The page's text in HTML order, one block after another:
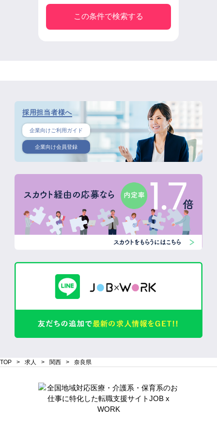
この条件で検索する
採用担当者様へ
企業向けご利用ガイド
企業向け会員登録
TOP 求人 関西 奈良県